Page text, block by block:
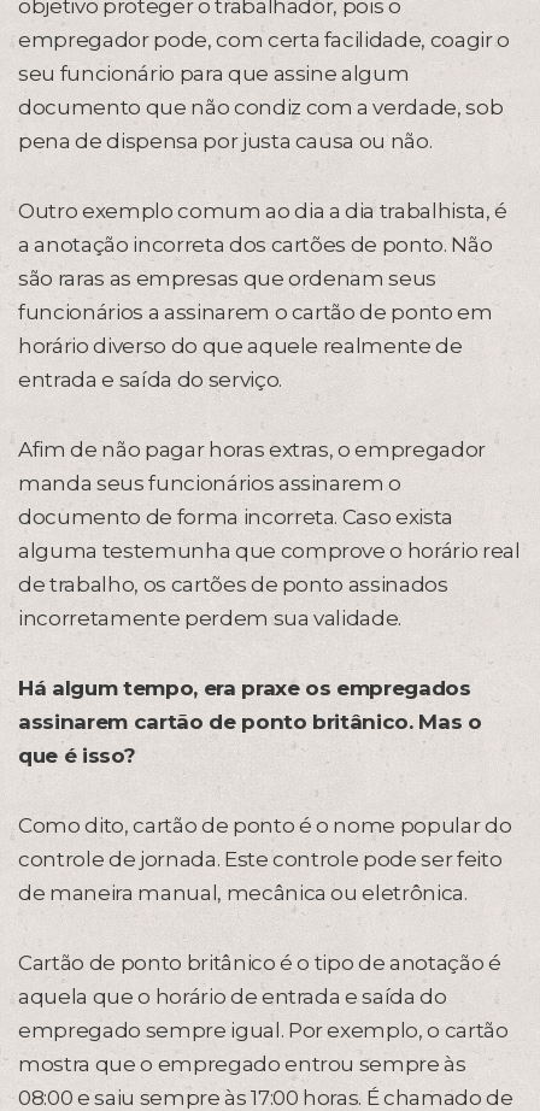
objetivo proteger o trabalhador, pois o
empregador pode, com certa facilidade, coagir o
seu funcionário para que assine algum
documento que não condiz com a verdade, sob
pena de dispensa por justa causa ou não.
Outro exemplo comum ao dia a dia trabalhista, é
a anotação incorreta dos cartões de ponto. Não
são raras as empresas que ordenam seus
funcionários a assinarem o cartão de ponto em
horário diverso do que aquele realmente de
entrada e saída do serviço.
Afim de não pagar horas extras, o empregador
manda seus funcionários assinarem o
documento de forma incorreta. Caso exista
alguma testemunha que comprove o horário real
de trabalho, os cartões de ponto assinados
incorretamente perdem sua validade.
Há algum tempo, era praxe os empregados
assinarem cartão de ponto britânico. Mas o
que é isso?
Como dito, cartão de ponto é o nome popular do
controle de jornada. Este controle pode ser feito
de maneira manual, mecânica ou eletrônica.
Cartão de ponto britânico é o tipo de anotação é
aquela que o horário de entrada e saída do
empregado sempre igual. Por exemplo, o cartão
mostra que o empregado entrou sempre às
08:00 e saiu sempre às 17:00 horas. É chamado de